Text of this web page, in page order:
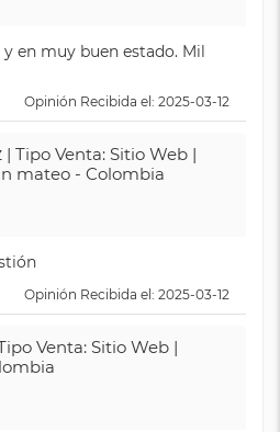
en muy buen estado. Mil
Opinión Recibida el: 2025-03-12
| Tipo Venta: Sitio Web |
mateo - Colombia
Opinión Recibida el: 2025-03-12
Venta: Sitio Web |